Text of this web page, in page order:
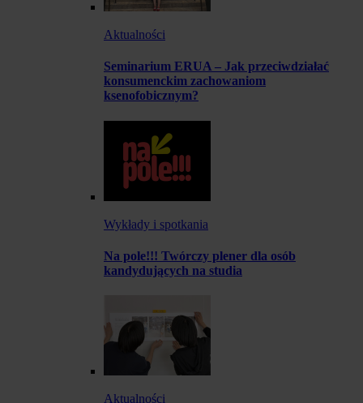
Aktualności
Seminarium ERUA – Jak przeciwdziałać
konsumenckim zachowaniom
ksenofobicznym?
Wykłady i spotkania
Na pole!!! Twórczy plener dla osób
kandydujących na studia
Aktualności